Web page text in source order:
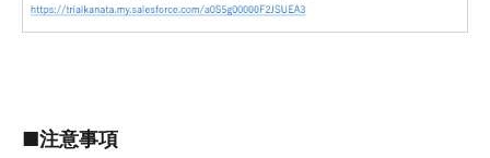
■注意事項